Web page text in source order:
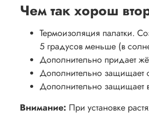
Чем так хорош
Термоизоляция палатки.
5 градусов меньше (в
Дополнительно придает
Дополнительно защищает
Дополнительно защищает
Внимание: При установке